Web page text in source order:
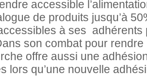
accessible
de produits jusqu’à
à ses adhérents
son combat pour
offre aussi une
lors qu’une nouvelle